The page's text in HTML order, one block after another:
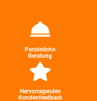
Persönliche
Beratung
Hervorragendes
Kundenfeedback